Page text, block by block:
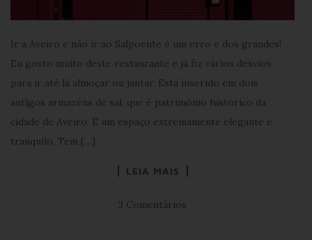
Ir a Aveiro e não ir ao Salpoente é um erro e dos grandes!
Eu gosto muito deste restaurante e já fiz vários desvios
para ir até lá almoçar ou jantar. Está inserido em dois
antigos armazéns de sal, que é património histórico da
cidade de Aveiro. É um espaço extremamente elegante e
tranquilo. Tem […]
LEIA MAIS
3 Comentários